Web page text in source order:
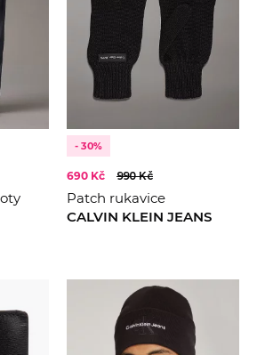
- 30%
690 Kč 990 Kč
Patch rukavice
CALVIN KLEIN JEANS